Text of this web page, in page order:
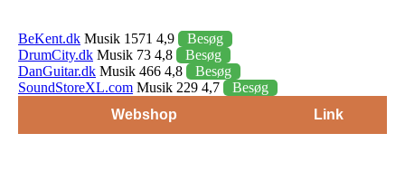
BeKent.dk Musik 1571 4,9
Besøg
DrumCity.dk Musik 73 4,8
Besøg
DanGuitar.dk Musik 466 4,8
Besøg
SoundStoreXL.com Musik 229 4,7
Besøg
Webshop
Link